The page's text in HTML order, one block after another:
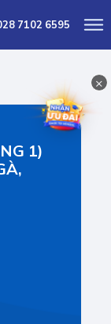
7102 6595
1)
×